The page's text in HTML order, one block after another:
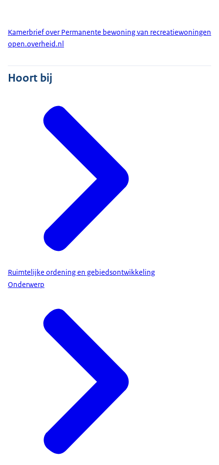
Kamerbrief over Permanente bewoning van recreatiewoningen
open.overheid.nl
Hoort bij
Ruimtelijke ordening en gebiedsontwikkeling
Onderwerp